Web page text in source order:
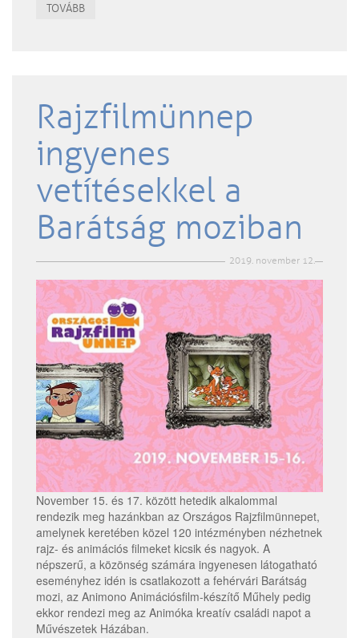
TOVÁBB
Rajzfilmünnep
ingyenes
vetítésekkel a
Barátság moziban
2019. november 12.
November 15. és 17. között hetedik alkalommal
rendezik meg hazánkban az Országos Rajzfilmünnepet,
amelynek keretében közel 120 intézményben nézhetnek
rajz- és animációs filmeket kicsik és nagyok. A
népszerű, a közönség számára ingyenesen látogatható
eseményhez idén is csatlakozott a fehérvári Barátság
mozi, az Animono Animációsfilm-készítő Műhely pedig
ekkor rendezi meg az Animóka kreatív családi napot a
Művészetek Házában.